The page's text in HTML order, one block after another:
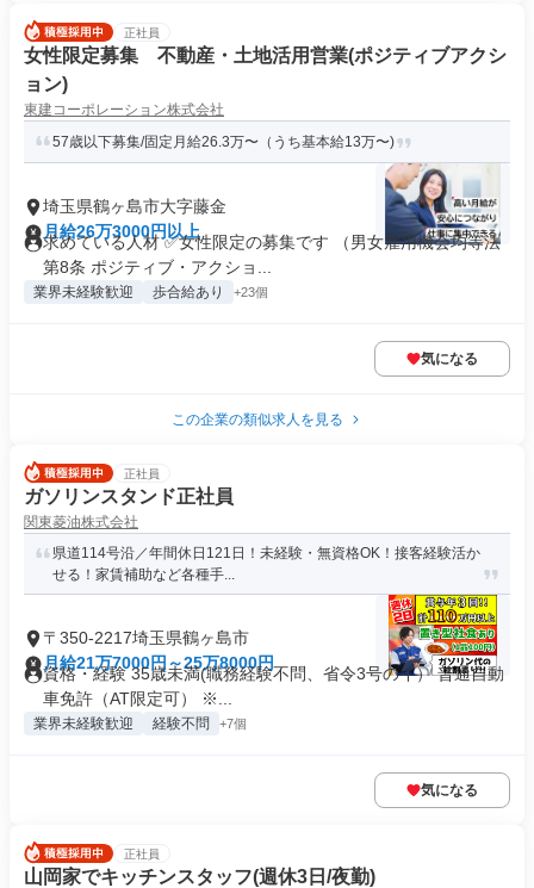
正社員
女性限定募集 不動産・土地活用営業(ポジティブアクシ
ョン)
東建コーポレーション株式会社
57歳以下募集/固定月給26.3万〜（うち基本給13万〜)
埼玉県鶴ヶ島市大字藤金
月給26万3000円以上
求めている人材 ✅女性限定の募集です （男女雇用機会均等法
第8条 ポジティブ・アクショ...
業界未経験歓迎 歩合給あり +23個
気になる
この企業の類似求人を見る
正社員
ガソリンスタンド正社員
関東菱油株式会社
県道114号沿／年間休日121日！未経験・無資格OK！接客経験活か
せる！家賃補助など各種手...
〒350-2217埼玉県鶴ヶ島市
月給21万7000円～25万8000円
資格・経験 35歳未満(職務経験不問、省令3号のイ） 普通自動
車免許（AT限定可） ※...
業界未経験歓迎 経験不問 +7個
気になる
正社員
山岡家でキッチンスタッフ(週休3日/夜勤)